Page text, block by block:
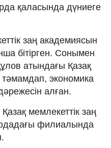
қаласында дүниеге
заң академиясын
бітірген. Сонымен
атындағы Қазақ
тәмамдап, экономика
алған.
мемлекеттік заң
филиалында